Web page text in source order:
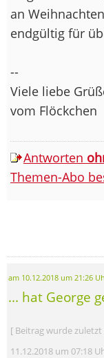
an
endgültig für
--
Viele liebe
vom Flöckchen
Antworten
Themen-Abo
am 10.12.2018 um 21:26
... hat George
[ Beitrag wurde
11.12.2018 um 07:18